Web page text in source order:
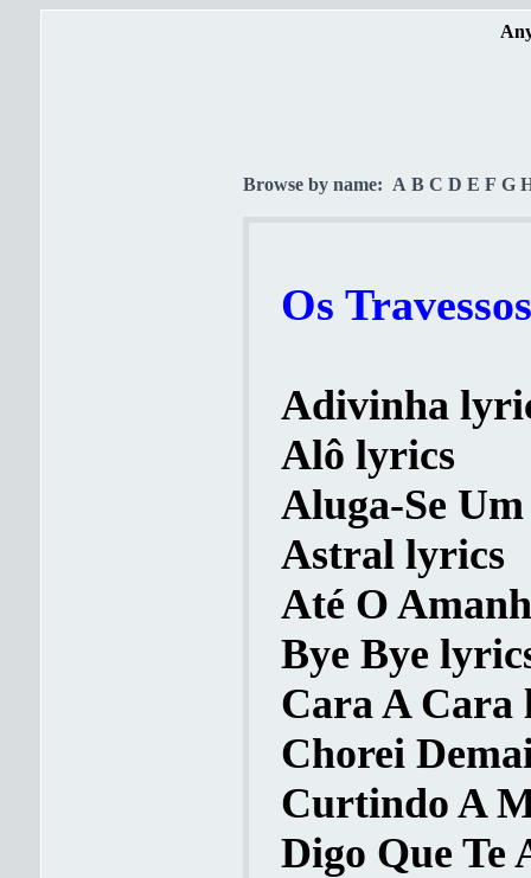
Browse by name: A B C D E F G
Os
Adivinha
Alô lyrics
Aluga-Se
Astral lyrics
Até O
Bye Bye
Cara A Cara
Chorei
Curtindo A
Digo Que Te